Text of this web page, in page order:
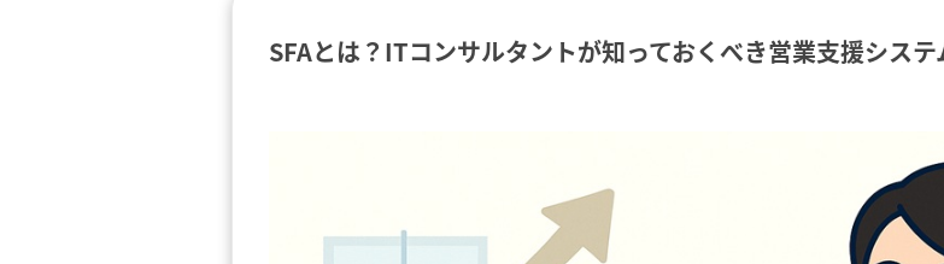
SFAとは？ITコンサルタントが知っておくべき営業支援シス